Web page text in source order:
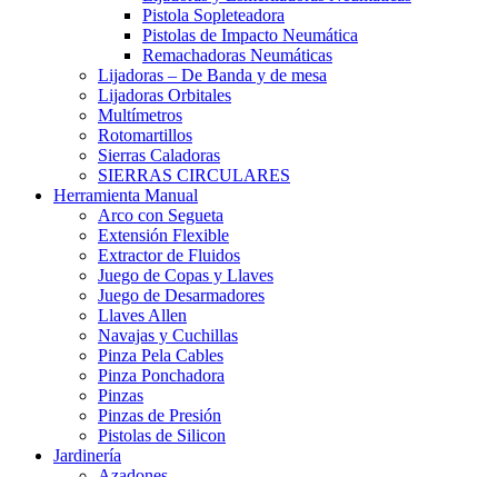
Pistola Sopleteadora
Pistolas de Impacto Neumática
Remachadoras Neumáticas
Lijadoras – De Banda y de mesa
Lijadoras Orbitales
Multímetros
Rotomartillos
Sierras Caladoras
SIERRAS CIRCULARES
Herramienta Manual
Arco con Segueta
Extensión Flexible
Extractor de Fluidos
Juego de Copas y Llaves
Juego de Desarmadores
Llaves Allen
Navajas y Cuchillas
Pinza Pela Cables
Pinza Ponchadora
Pinzas
Pinzas de Presión
Pistolas de Silicon
Jardinería